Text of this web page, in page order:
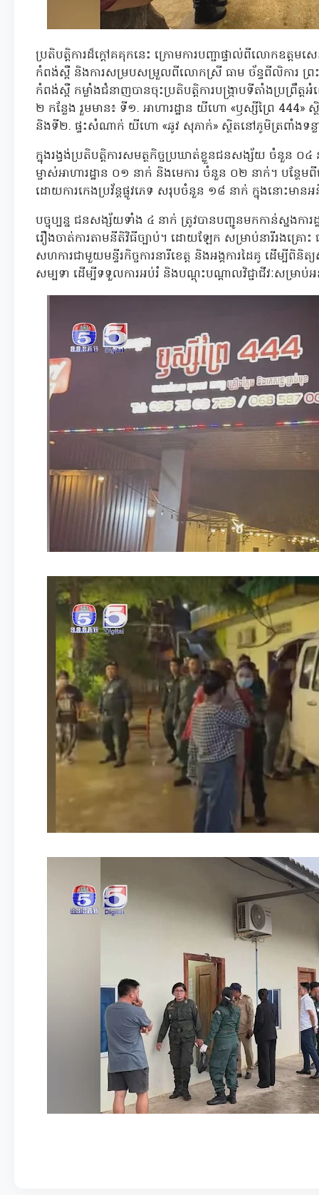
ប្រតិបត្តិការដ៏ក្តៅគគុកនេះ ក្រោមការបញ្ជាផ្ទាល់ពីលោកឧត្ត
កំពង់ស្ពឺ និងការសម្របសម្រួលពីលោកស្រី ធាម ច័ន្ទពីលិការ ព្រះរ
កំពង់ស្ពឺ កម្លាំងជំនាញបានចុះប្រតិបត្តិការបង្ក្រាបទីតាំងប្រព្រឹត្
២ កន្លែង រួមមាន៖ ទី១. អាហារដ្ឋាន យីហោ «ឫស្សីព្រៃ
និងទី២. ផ្ទះសំណាក់ យីហោ «ឆូវ សុភាក់» ស្ថិតនៅភូមិត្រពាំងទ
ក្នុងរង្វង់ប្រតិបត្តិការសមត្ថកិច្ចប្រឃាត់ខ្លួនជនសង្ស័យ ចំនួន ០
ម្ចាស់អាហារដ្ឋាន ០១ នាក់ និងមេការ ចំនួន ០២ នាក់។ បន្ថែម
ដោយការកេងប្រវ័ន្តផ្លូវភេទ សរុបចំនួន ១៨ នាក់ ក្នុងនោះម
បច្ចុប្បន្ន ជនសង្ស័យទាំង ៤ នាក់ ត្រូវបានបញ្ជូនមកកាន់ស្នងក
រឿងចាត់ការតាមនីតិវិធីច្បាប់។ ដោយឡែក សម្រាប់នារីរងគ្រោ
សហការជាមួយមន្ទីរកិច្ចការនារីខេត្ត និងអង្គការដៃគូ ដើម្បី
សម្បទា ដើម្បីទទួលការអប់រំ និងបណ្តុះបណ្តាលវិជ្ជាជីវៈសម្រាប់